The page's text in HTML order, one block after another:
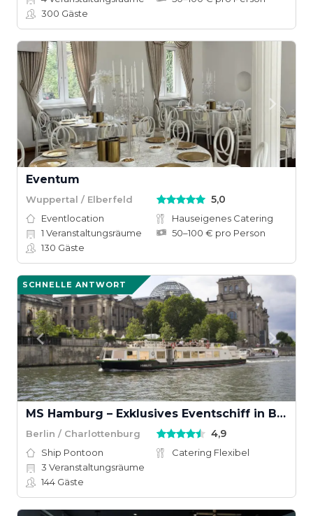
300 Gäste
Eventum
Wuppertal / Elberfeld 5,0
Eventlocation
Hauseigenes Catering
1 Veranstaltungsräume
50–100 € pro Person
130 Gäste
SCHNELLE ANTWORT
MS Hamburg – Exklusives Eventschiff in Berlin
Berlin / Charlottenburg 4,9
Ship Pontoon
Catering Flexibel
3 Veranstaltungsräume
144 Gäste